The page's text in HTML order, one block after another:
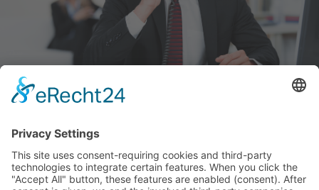
So kommen wir in Kontakt
+49 (30) 20165007